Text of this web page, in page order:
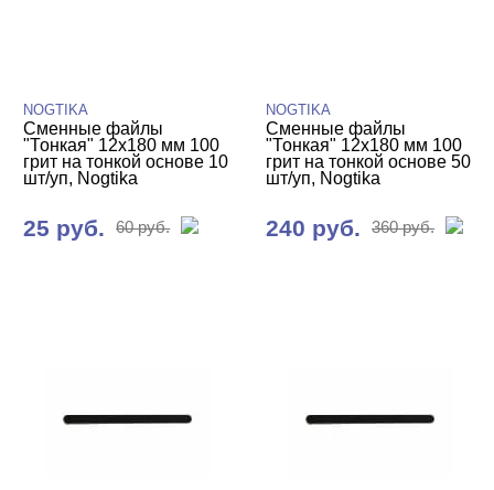
NOGTIKA
Сменные файлы
"Тонкая" 12х180 мм 100
грит на тонкой основе 10
шт/уп, Nogtika
25 руб. 60 руб.
NOGTIKA
Сменные файлы
"Тонкая" 12х180 мм 100
грит на тонкой основе 50
шт/уп, Nogtika
240 руб. 360 руб.